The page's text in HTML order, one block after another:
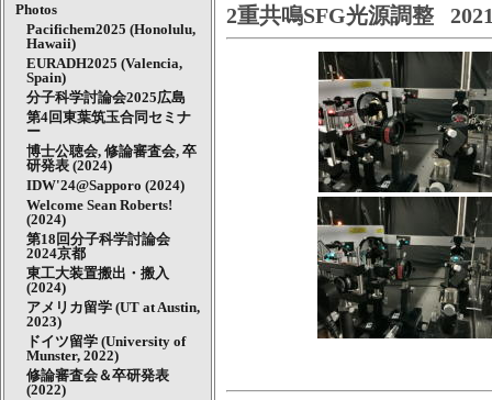
Photos
Pacifichem2025 (Honolulu,
Hawaii)
EURADH2025 (Valencia,
Spain)
分子科学討論会2025広島
第4回東葉筑玉合同セミナ
ー
博士公聴会, 修論審査会, 卒
研発表 (2024)
IDW'24@Sapporo (2024)
Welcome Sean Roberts!
(2024)
第18回分子科学討論会
2024京都
東工大装置搬出・搬入
(2024)
アメリカ留学 (UT at Austin,
2023)
ドイツ留学 (University of
Munster, 2022)
修論審査会＆卒研発表
(2022)
2重共鳴SFG光源調整